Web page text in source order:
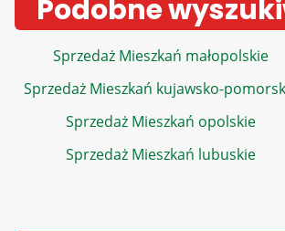
Podobne
Sprzedaż Mieszkań małopolskie
Sprzedaż Mieszkań kujawsko-
Sprzedaż Mieszkań opolskie
Sprzedaż Mieszkań lubuskie